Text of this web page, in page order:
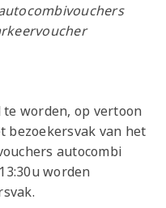
worden, op vertoon
bezoekersvak van het
autocombi
worden